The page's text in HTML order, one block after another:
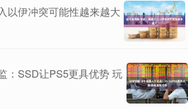
以伊冲突可能性越来越大
：SSD让PS5更具优势 玩